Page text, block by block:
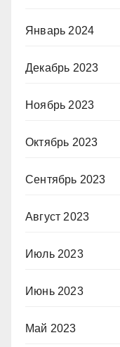
Январь 2024
Декабрь 2023
Ноябрь 2023
Октябрь 2023
Сентябрь 2023
Август 2023
Июль 2023
Июнь 2023
Май 2023